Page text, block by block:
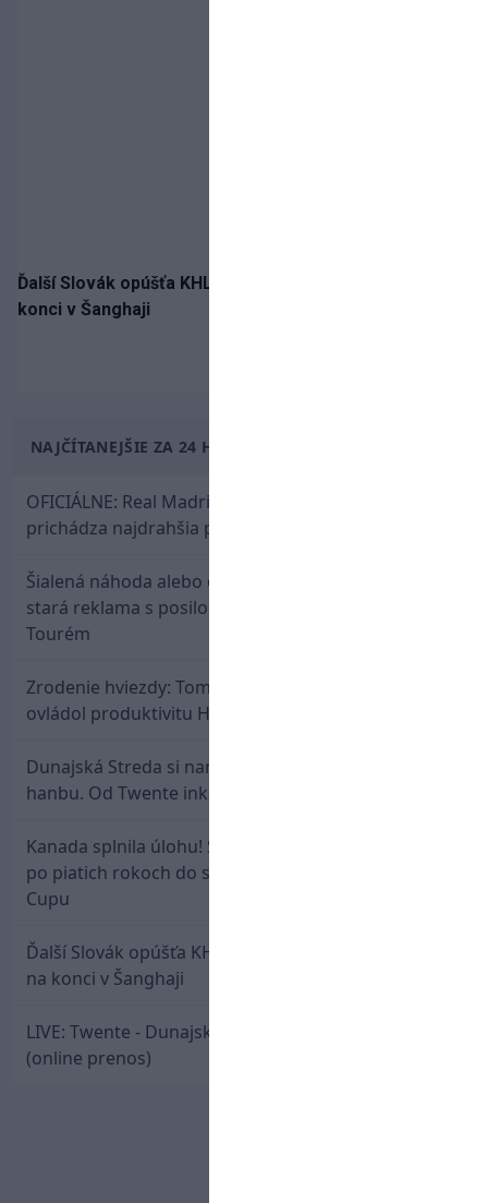
Ďalší Slovák opúšťa KHL. Patrik Rybár sa dohodol na
konci v Šanghaji
NAJČÍTANEJŠIE ZA 24 HODÍN
OFICIÁLNE: Real Madrid rozbil bank. Z Lipska
prichádza najdrahšia posila v klubovej histórii
Šialená náhoda alebo osud? Našla sa 11 rokov
stará reklama s posilou Slovana a trénerom
Tourém
Zrodenie hviezdy: Tomáš Selič zničil Švajčiarov a
ovládol produktivitu Hlinka Gretzky Cupu
Dunajská Streda si narobila v Holandsku poriadnu
hanbu. Od Twente inkasovala poltucet
Kanada splnila úlohu! Slovenská osemnástka mieri
po piatich rokoch do semifinále Hlinka Gretzky
Cupu
Ďalší Slovák opúšťa KHL. Patrik Rybár sa dohodol
na konci v Šanghaji
LIVE: Twente - Dunajská Streda / Konferenčná liga
(online prenos)